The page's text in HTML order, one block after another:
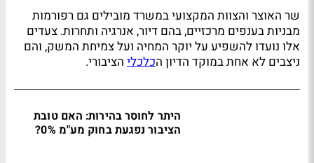
שר האוצר והצוות המקצועי במשרד מובילים גם רפורמות
מבניות בענפים מרכזיים, בהם דיור, אנרגיה ותחרות. צעדים
אלו נועדו להשפיע על יוקר המחיה ועל צמיחת המשק, והם
ניצבים לא אחת במוקד הדיון הכלכלי הציבורי.
היתר לחוסר בהירות: האם טובת
הציבור נפגעת בחוק מע"מ 0%?